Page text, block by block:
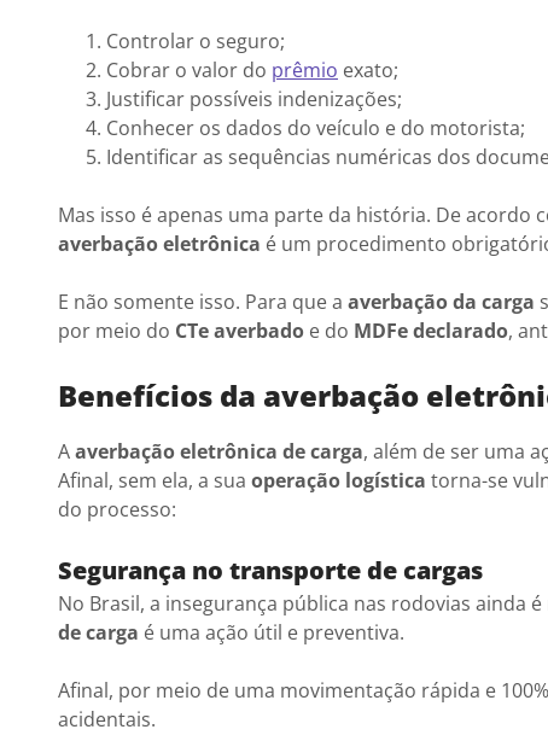
Controlar o seguro;
Cobrar o valor do prêmio exato;
Justificar possíveis indenizações;
Conhecer os dados do veículo e do motorista;
Identificar as sequências numéricas dos
Mas isso é apenas uma parte da história. De acordo
averbação eletrônica é um procedimento
E não somente isso. Para que a averbação da carga
por meio do CTe averbado e do MDFe declarado,
Benefícios da averbação
Aaverbação eletrônica de carga, além de ser uma
Afinal, sem ela, a sua operação logística torna-se
do processo:
Segurança no transporte de cargas
No Brasil, a insegurança pública nas rodovias ainda
de carga é uma ação útil e preventiva.
Afinal, por meio de uma movimentação rápida e
acidentais.